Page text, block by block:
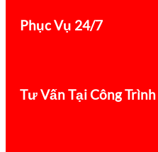
Phục Vụ 24/7
Tư Vấn Tại Công Trình